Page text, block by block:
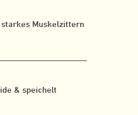
Muskelzittern
& speichelt